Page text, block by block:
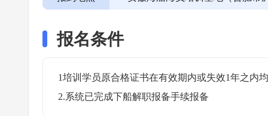
报名条件
1培训学员原合格证书在有效期内或失效1年之内
2.系统已完成下船解职报备手续报备